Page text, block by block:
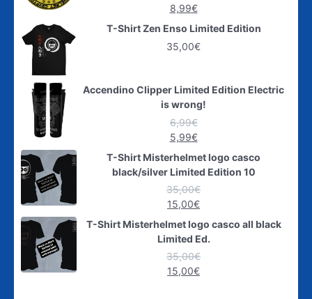
8,99€
T-Shirt Zen Enso Limited Edition
35,00€
Accendino Clipper Limited Edition Electric
is wrong!
6,99€
5,99€
T-Shirt Misterhelmet logo casco
black/silver Limited Edition 10
35,00€
15,00€
T-Shirt Misterhelmet logo casco all black
Limited Ed.
35,00€
15,00€